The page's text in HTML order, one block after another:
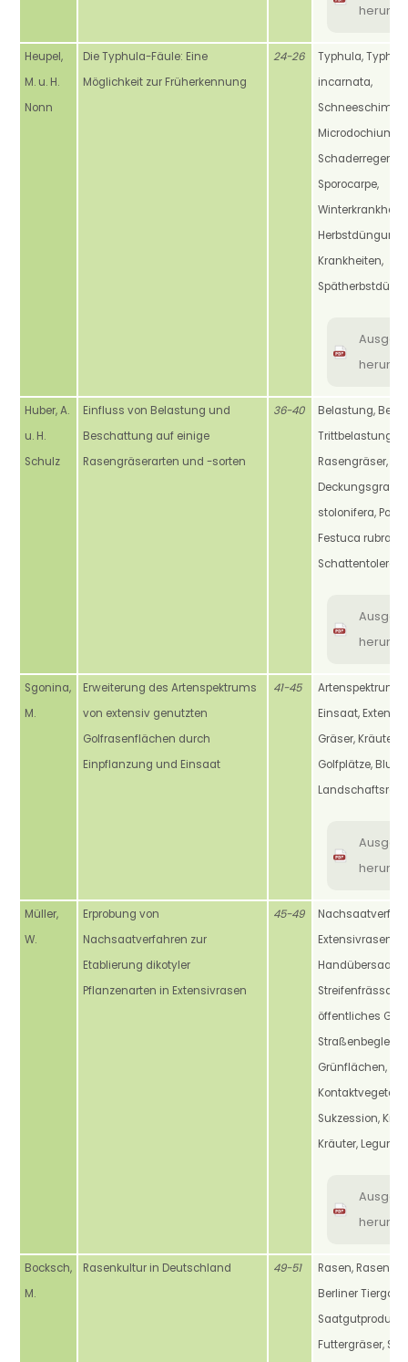
Heupel,
M. u. H.
Nonn
Die Typhula-Fäule: Eine
Möglichkeit zur Früherkennung
24-26
Typhula,
incarnata,
Microdochium
Schaderreger,
Sporocarpe,
Winterkrankheit,
Herbstdüngung,
Krankheiten,
Huber, A.
u. H.
Schulz
Einfluss von Belastung und
Beschattung auf einige
Rasengräserarten und -sorten
36-40
Belastung,
Trittbelastung,
Rasengräser,
Deckungsgrad,
stolonifera, Poa
Festuca rubra,
Schattentoleranz
Sgonina,
M.
Erweiterung des Artenspektrums
von extensiv genutzten
Golfrasenflächen durch
Einpflanzung und Einsaat
41-45
Artenspektrum,
Einsaat,
Gräser, Kräuter,
Golfplätze,
Müller,
W.
Erprobung von
Nachsaatverfahren zur
Etablierung dikotyler
Pflanzenarten in Extensivrasen
45-49
Extensivrasen,
Handübersaat,
Streifenfrässaat,
öffentliches
Grünflächen,
Sukzession,
Kräuter,
Bocksch,
M.
Rasenkultur in Deutschland 49-51
Rasen,
Berliner
Futtergräser,